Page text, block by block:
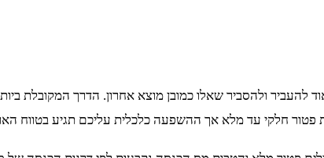
פטור חלקי עד מלא אך ההשפעה כלכלית עליכם תגיע בטווח